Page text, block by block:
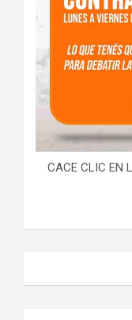
CACE CLIC EN